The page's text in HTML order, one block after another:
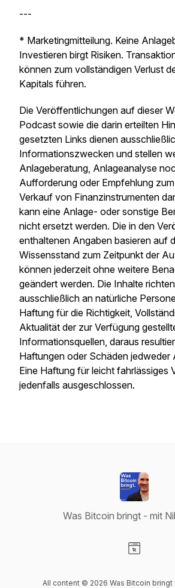
---
* Marketingmitteilung. Keine
Investieren birgt Risiken.
können zum vollständigen Verlust
Kapitals führen.
Die Veröffentlichungen auf dieser
Podcast sowie die darin erteilten
gesetzten Links dienen
Informationszwecken und stellen
Anlageberatung, Anlageanalyse
Aufforderung oder Empfehlung
Verkauf von Finanzinstrumenten
kann eine Anlage- oder sonstige
nicht ersetzt werden. Die in den
enthaltenen Angaben basieren auf
Wissensstand zum Zeitpunkt der
können jederzeit ohne weitere
geändert werden. Die Inhalte
ausschließlich an natürliche
Haftung für die Richtigkeit,
Aktualität der zur Verfügung
Informationsquellen, daraus
Haftungen oder Schäden jedweder
Eine Haftung für leicht fahrlässiges
jedenfalls ausgeschlossen.
Was Bitcoin bringt - mit
All content © 2026 Was Bitcoin bringt